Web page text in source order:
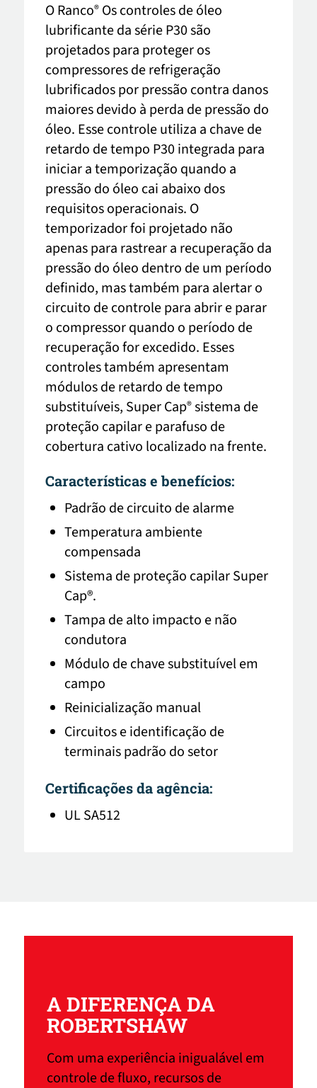
O Ranco®Os controles de óleo
lubrificante da série P30 são
projetados para proteger os
compressores de refrigeração
lubrificados por pressão contra danos
maiores devido à perda de pressão do
óleo. Esse controle utiliza a chave de
retardo de tempo P30 integrada para
iniciar a temporização quando a
pressão do óleo cai abaixo dos
requisitos operacionais. O
temporizador foi projetado não
apenas para rastrear a recuperação da
pressão do óleo dentro de um período
definido, mas também para alertar o
circuito de controle para abrir e parar
o compressor quando o período de
recuperação for excedido. Esses
controles também apresentam
módulos de retardo de tempo
substituíveis, Super Cap®sistema de
proteção capilar e parafuso de
cobertura cativo localizado na frente.
Características e benefícios:
Padrão de circuito de alarme
Temperatura ambiente
compensada
Sistema de proteção capilar Super
Cap®.
Tampa de alto impacto e não
condutora
Módulo de chave substituível em
campo
Reinicialização manual
Circuitos e identificação de
terminais padrão do setor
Certificações da agência:
UL SA512
A DIFERENÇA DA
ROBERTSHAW
Com uma experiência inigualável em
controle de fluxo, recursos de